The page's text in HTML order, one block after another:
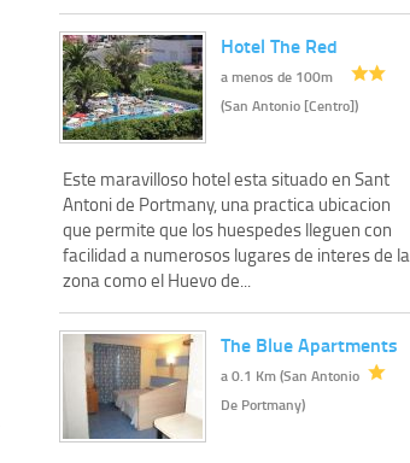
Hotel The Red
a menos de 100m
(San Antonio [Centro])
Este maravilloso hotel esta situado en Sant
Antoni de Portmany, una practica ubicacion
que permite que los huespedes lleguen con
facilidad a numerosos lugares de interes de la
zona como el Huevo de...
The Blue Apartments
a 0.1 Km (San Antonio
De Portmany)